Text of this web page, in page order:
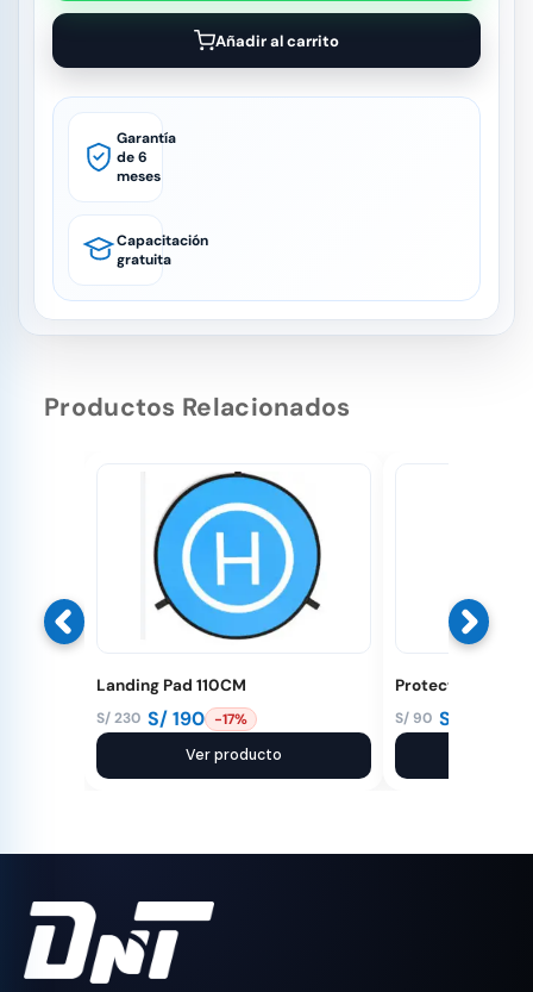
Añadir al carrito
Garantía
de 6
meses
Capacitación
gratuita
Productos Relacionados
Landing Pad 110CM
S/230
El
original
S/190
El
actual
-17%
Ver producto
Protector de
S/90
El
original
S/
El
actual